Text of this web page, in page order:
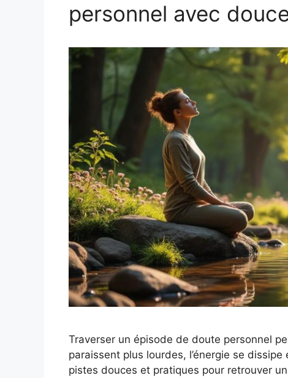
personnel avec
Traverser un épisode de doute personnel
paraissent plus lourdes, l’énergie se
pistes douces et pratiques pour retrouver